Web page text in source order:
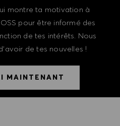
montre ta motivation à
pour être informé des
de tes intérêts. Nous
de tes nouvelles !
MAINTENANT